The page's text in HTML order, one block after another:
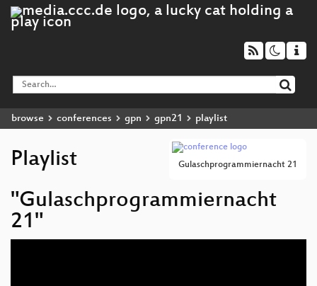
browse conferences gpn gpn21 playlist
Gulaschprogrammiernacht 21
Playlist
"Gulaschprogrammiernacht
21"